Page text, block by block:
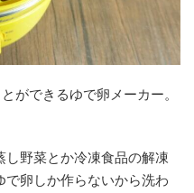
ができるゆで卵メーカー。
し野菜とか冷凍食品の解凍
卵しか作らないから洗わ